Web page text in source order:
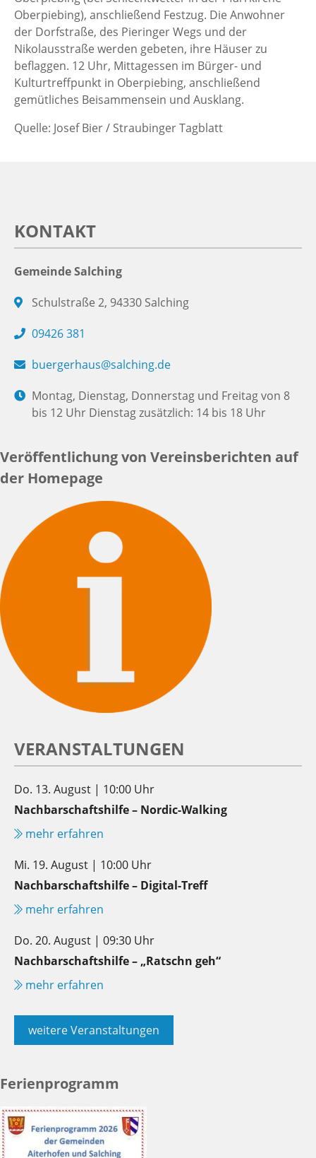
Oberpiebing), anschließend Festzug. Die Anwohner
der Dorfstraße, des Pieringer Wegs und der
Nikolausstraße werden gebeten, ihre Häuser zu
beflaggen. 12 Uhr, Mittagessen im Bürger- und
Kulturtreffpunkt in Oberpiebing, anschließend
gemütliches Beisammensein und Ausklang.
Quelle: Josef Bier / Straubinger Tagblatt
KONTAKT
Gemeinde Salching
Schulstraße 2, 94330 Salching
09426 381
buergerhaus@salching.de
Montag, Dienstag, Donnerstag und Freitag von 8
bis 12 Uhr Dienstag zusätzlich: 14 bis 18 Uhr
Veröffentlichung von Vereinsberichten auf
der Homepage
VERANSTALTUNGEN
Do. 13. August | 10:00 Uhr
Nachbarschaftshilfe – Nordic-Walking
mehr erfahren
Mi. 19. August | 10:00 Uhr
Nachbarschaftshilfe – Digital-Treff
mehr erfahren
Do. 20. August | 09:30 Uhr
Nachbarschaftshilfe – „Ratschn geh“
mehr erfahren
weitere Veranstaltungen
Ferienprogramm